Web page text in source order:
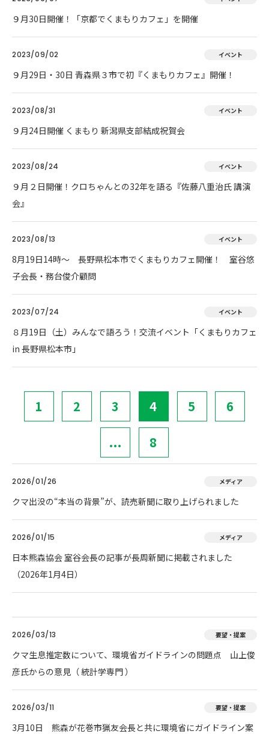
９月30日開催！「京都でくまもりカフェ」を開催
2023/09/02 イベント
９月29日・30日 青森県３市で初『くまもりカフェ』開催！
2023/08/31 イベント
９月24日開催 くまもり 新潟県支部結成祝賀会
2023/08/24 イベント
９月２日開催！クロちゃんとの32年を語る『佐藤八重治氏 講演
会』
2023/08/13 イベント
8月19日14時～ 長野県松本市でくまもりカフェ開催！ 室谷悠
子会長・務台俊介顧問
2023/07/24 イベント
８月19日（土）みんなで語ろう！交流イベント「くまもりカフェ
in 長野県松本市」
1 2 3 4 5 6
... 8
2026/01/26 メディア
クマ出没の“本当の背景”が、読売新聞に取り上げられました
2026/01/15 メディア
日本熊森協会 室谷会長の記事が長周新聞に掲載されました
（2026年1月4日）
2026/03/13 要望・提案
クマ生息推定数について、環境省ガイドラインの問題点 山上俊
彦氏からの意見（ 統計学専門 ）
2026/03/11 要望・提案
3月10日 熊森が花巻市猟友会長と共に環境省にガイドライン案